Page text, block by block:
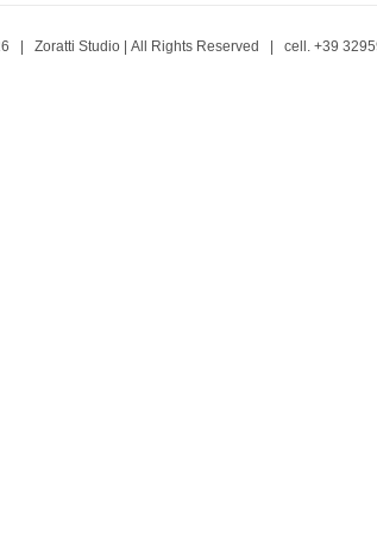
| Zoratti Studio | All Rights Reserved | cell. +39